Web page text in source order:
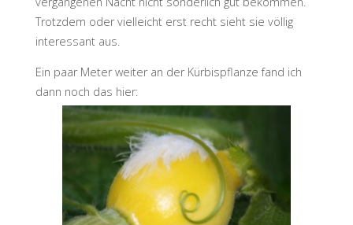
Trotzdem oder vielleicht erst recht sieht sie völlig
interessant aus.
Ein paar Meter weiter an der Kürbispflanze fand ich
dann noch das hier: